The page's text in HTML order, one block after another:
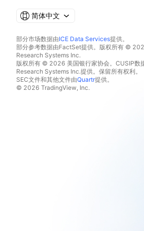
简体中文
部分市场数据由ICE Data Services提供。
部分参考数据由FactSet提供。版权所有 ©
Research Systems Inc.
版权所有 © 2026 美国银行家协会。CUSIP数
Research Systems Inc.提供。保留所有权利。
SEC文件和其他文件由Quartr提供。
© 2026 TradingView, Inc.